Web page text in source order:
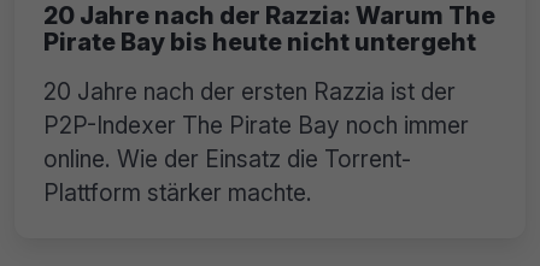
20 Jahre nach der Razzia: Warum The
Pirate Bay bis heute nicht untergeht
20 Jahre nach der ersten Razzia ist der
P2P-Indexer The Pirate Bay noch immer
online. Wie der Einsatz die Torrent-
Plattform stärker machte.